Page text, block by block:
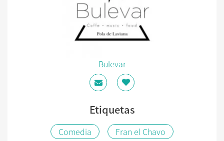
Bulevar
Etiquetas
Comedia Fran el Chavo